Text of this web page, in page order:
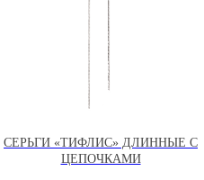
СЕРЬГИ «ТИФЛИС» ДЛИННЫЕ С
ЦЕПОЧКАМИ